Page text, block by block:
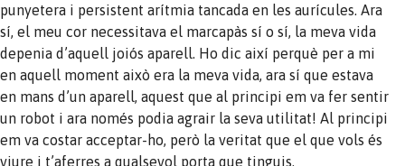
punyetera i persistent arítmia tancada en les aurícules. Ara
sí, el meu cor necessitava el marcapàs sí o sí, la meva vida
depenia d’aquell joiós aparell. Ho dic així perquè per a mi
en aquell moment això era la meva vida, ara sí que estava
en mans d’un aparell, aquest que al principi em va fer sentir
un robot i ara només podia agrair la seva utilitat! Al principi
em va costar acceptar-ho, però la veritat que el que vols és
viure i t’aferres a qualsevol porta que tinguis.